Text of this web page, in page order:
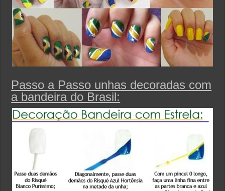
Passo a Passo unhas decoradas com
a bandeira do Brasil: